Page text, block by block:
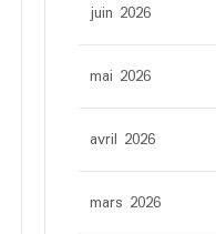
juin 2026
mai 2026
avril 2026
mars 2026